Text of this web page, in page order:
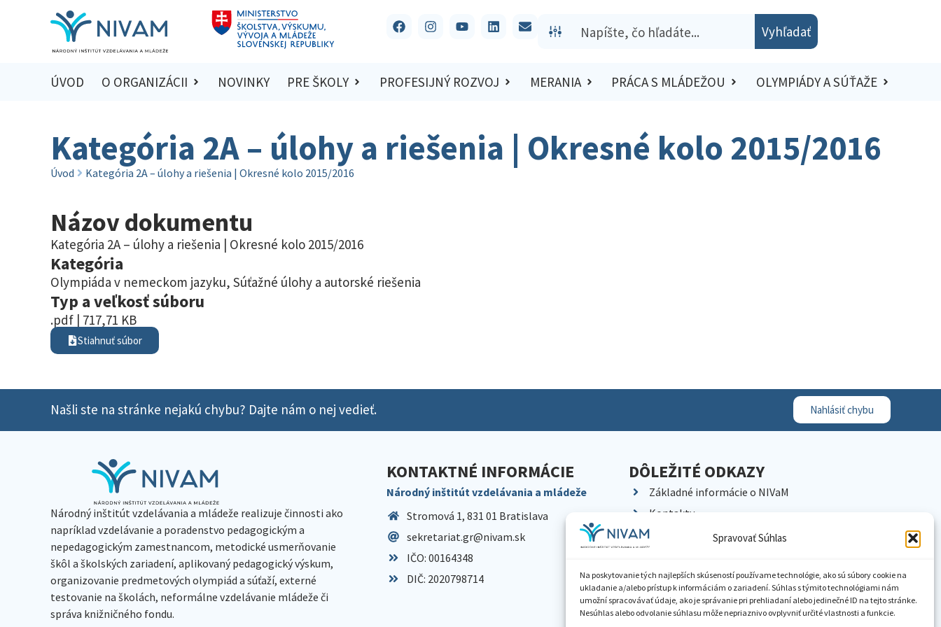
Spravovať Súhlas
Na poskytovanie tých najlepších skúseností používame technológie, ako sú súbory cookie na
ukladanie a/alebo prístup k informáciám o zariadení. Súhlas s týmito technológiami nám
umožní spracovávať údaje, ako je správanie pri prehliadaní alebo jedinečné ID na tejto stránke.
Nesúhlas alebo odvolanie súhlasu môže nepriaznivo ovplyvniť určité vlastnosti a funkcie.
Vyhľadať
ÚVOD O ORGANIZÁCII NOVINKY PRE ŠKOLY PROFESIJNÝ ROZVOJ MERANIA PRÁCA S MLÁDEŽOU OLYMPIÁDY A SÚŤAŽE
Kategória 2A – úlohy a riešenia | Okresné kolo 2015/2016
Úvod Kategória 2A – úlohy a riešenia | Okresné kolo 2015/2016
Názov dokumentu
Kategória 2A – úlohy a riešenia | Okresné kolo 2015/2016
Kategória
Olympiáda v nemeckom jazyku, Súťažné úlohy a autorské riešenia
Typ a veľkosť súboru
.pdf | 717,71 KB
Stiahnuť súbor
Našli ste na stránke nejakú chybu? Dajte nám o nej vedieť. Nahlásiť chybu
Národný inštitút vzdelávania a mládeže realizuje činnosti ako
napríklad vzdelávanie a poradenstvo pedagogickým a
nepedagogickým zamestnancom, metodické usmerňovanie
škôl a školských zariadení, aplikovaný pedagogický výskum,
organizovanie predmetových olympiád a súťaží, externé
testovanie na školách, neformálne vzdelávanie mládeže či
správa knižničného fondu.
KONTAKTNÉ INFORMÁCIE
Národný inštitút vzdelávania a mládeže
Stromová 1, 831 01 Bratislava
sekretariat.gr@nivam.sk
IČO: 00164348
DIČ: 2020798714
DÔLEŽITÉ ODKAZY
Základné informácie o NIVaM
Kontakty
Kariéra
Pracoviská NIVaM
Dokumenty inštitúcie
Knižnica